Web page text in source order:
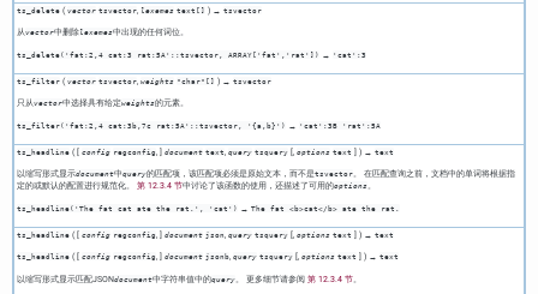
ts_delete( vector tsvector, lexemes text[] ) → tsvector
从vector中删除lexemes中出现的任何词位。
ts_delete('fat:2,4 cat:3 rat:5A'::tsvector, ARRAY['fat','rat']) → 'cat':3
ts_filter( vector tsvector, weights "char"[] ) → tsvector
只从vector中选择具有给定weights的元素。
ts_filter('fat:2,4 cat:3b,7c rat:5A'::tsvector, '{a,b}') → 'cat':3B 'rat':5A
ts_headline( [ config regconfig ] document text query tsquery[, options text ] ) → text
以缩写形式显示document中query的匹配项，该匹配项必须是原始文本，而不是tsvector。 在匹配查询之前，文档中的单词将根据指
定的或默认的配置进行规范化。 第 12.3.4 节中讨论了该函数的使用，还描述了可用的options 。
ts_headline('The fat cat ate the rat.', 'cat') → The fat <b>cat</b> ate the rat.
ts_headline( [ config regconfig ] document json query tsquery[, options text ] ) → text
ts_headline( [ config regconfig, ] document jsonb, query tsquery[, options text ] ) → text
以缩写形式显示匹配JSONdocument中字符串值中的query。 更多细节请参阅 第 12.3.4 节。